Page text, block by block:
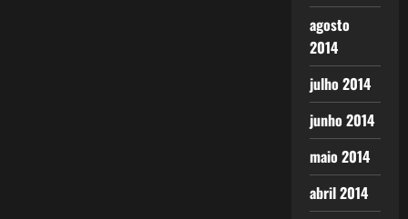
agosto
2014
julho 2014
junho 2014
maio 2014
abril 2014